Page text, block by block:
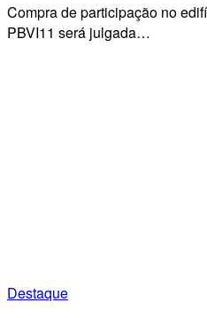
Compra de participação no
PBVI11 será julgada…
Destaque